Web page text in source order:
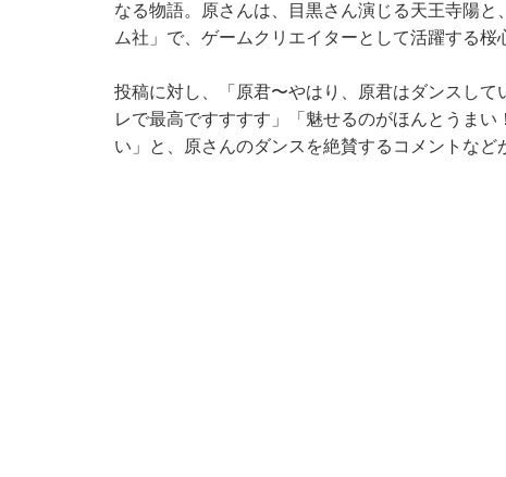
なる物語。原さんは、目黒さん演じる天王寺陽
ム社」で、ゲームクリエイターとして活躍する桜
投稿に対し、「原君〜やはり、原君はダンスし
レで最高ですすすす」「魅せるのがほんとうま
い」と、原さんのダンスを絶賛するコメントなど